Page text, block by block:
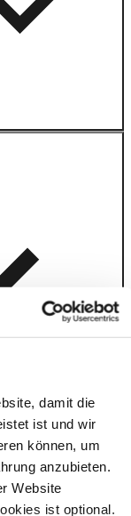
damit die
ist und wir
können, um
anzubieten.
Website
ist optional.